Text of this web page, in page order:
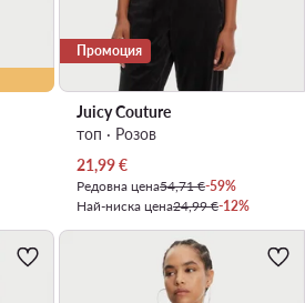
Промоция
Juicy Couture
топ · Розов
Актуална цена
21,99€
Редовна цена54,71 €-59%
Най-ниска цена24,99 €-12%